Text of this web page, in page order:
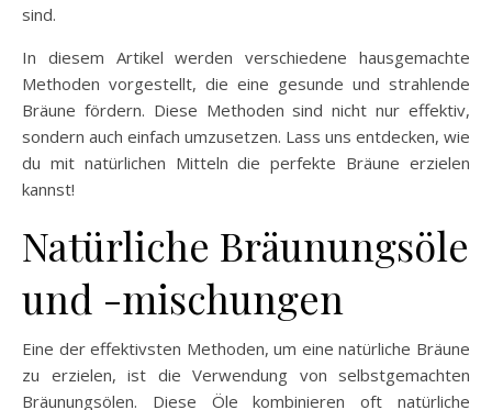
sind.
In diesem Artikel werden verschiedene hausgemachte
Methoden vorgestellt, die eine gesunde und strahlende
Bräune fördern. Diese Methoden sind nicht nur effektiv,
sondern auch einfach umzusetzen. Lass uns entdecken, wie
du mit natürlichen Mitteln die perfekte Bräune erzielen
kannst!
Natürliche Bräunungsöle
und -mischungen
Eine der effektivsten Methoden, um eine natürliche Bräune
zu erzielen, ist die Verwendung von selbstgemachten
Bräunungsölen. Diese Öle kombinieren oft natürliche